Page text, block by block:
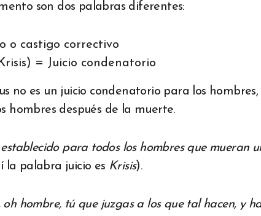
son dos palabras diferentes:
o castigo correctivo
= Juicio condenatorio
no es un juicio condenatorio para los hombres,
hombres después de la muerte.
establecido para todos los hombres que mueran
la palabra juicio es Krisis).
oh hombre, tú que juzgas a los que tal hacen, y